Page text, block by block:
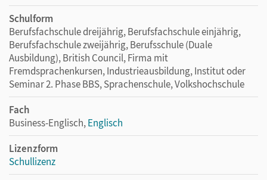
Schulform
Berufsfachschule dreijährig, Berufsfachschule einjährig,
Berufsfachschule zweijährig, Berufsschule (Duale
Ausbildung), British Council, Firma mit
Fremdsprachenkursen, Industrieausbildung, Institut oder
Seminar 2. Phase BBS, Sprachenschule, Volkshochschule
Fach
Business-Englisch,Englisch
Lizenzform
Schullizenz